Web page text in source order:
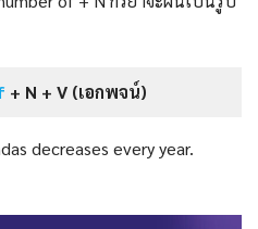
+ N + V (เอกพจน์)
decreases every year.